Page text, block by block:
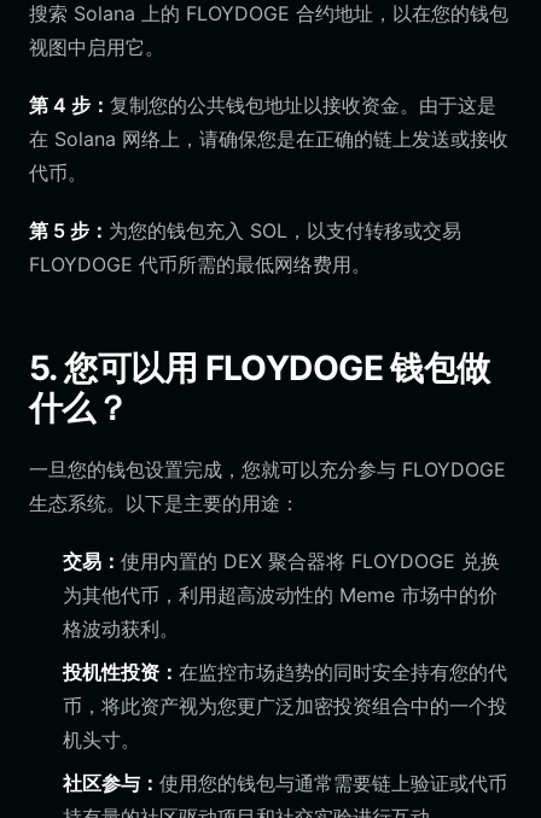
搜索 Solana 上的 FLOYDOGE 合约地址，以在您的钱包
视图中启用它。
第 4 步： 复制您的公共钱包地址以接收资金。由于这是
在 Solana 网络上，请确保您是在正确的链上发送或接收
代币。
第 5 步： 为您的钱包充入 SOL，以支付转移或交易
FLOYDOGE 代币所需的最低网络费用。
5. 您可以用 FLOYDOGE 钱包做
什么？
一旦您的钱包设置完成，您就可以充分参与 FLOYDOGE
生态系统。以下是主要的用途：
交易： 使用内置的 DEX 聚合器将 FLOYDOGE 兑换
为其他代币，利用超高波动性的 Meme 市场中的价
格波动获利。
投机性投资： 在监控市场趋势的同时安全持有您的代
币，将此资产视为您更广泛加密投资组合中的一个投
机头寸。
社区参与： 使用您的钱包与通常需要链上验证或代币